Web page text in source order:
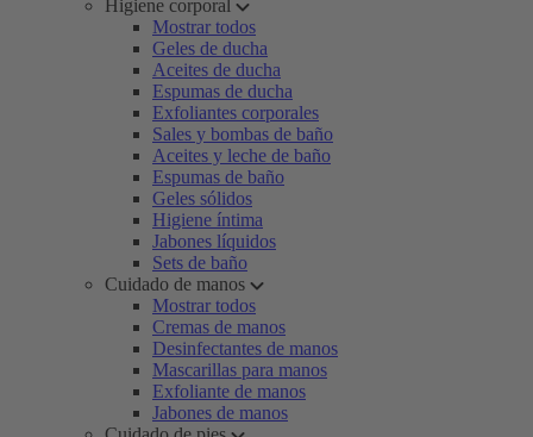
Higiene corporal
Mostrar todos
Geles de ducha
Aceites de ducha
Espumas de ducha
Exfoliantes corporales
Sales y bombas de baño
Aceites y leche de baño
Espumas de baño
Geles sólidos
Higiene íntima
Jabones líquidos
Sets de baño
Cuidado de manos
Mostrar todos
Cremas de manos
Desinfectantes de manos
Mascarillas para manos
Exfoliante de manos
Jabones de manos